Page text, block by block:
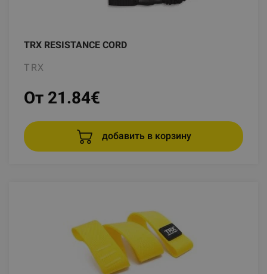
TRX RESISTANCE CORD
TRX
От 21.84€
добавить в корзину